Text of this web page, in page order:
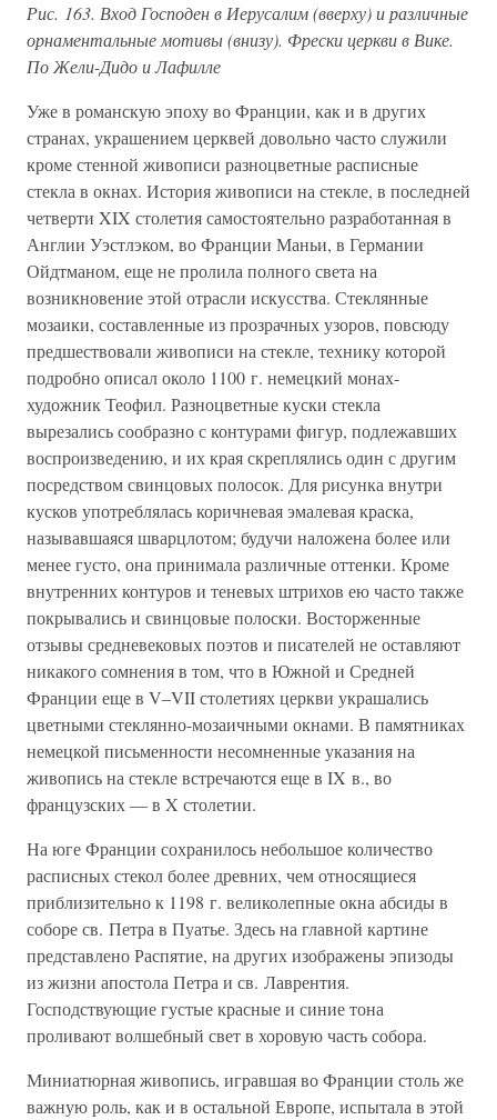
Рис. 163. Вход Господен в Иерусалим (вверху) и различные
орнаментальные мотивы (внизу). Фрески церкви в Вике.
По Жели-Дидо и Лафилле
Уже в романскую эпоху во Франции, как и в других
странах, украшением церквей довольно часто служили
кроме стенной живописи разноцветные расписные
стекла в окнах. История живописи на стекле, в последней
четверти XIX столетия самостоятельно разработанная в
Англии Уэстлэком, во Франции Маньи, в Германии
Ойдтманом, еще не пролила полного света на
возникновение этой отрасли искусства. Стеклянные
мозаики, составленные из прозрачных узоров, повсюду
предшествовали живописи на стекле, технику которой
подробно описал около 1100 г. немецкий монах-
художник Теофил. Разноцветные куски стекла
вырезались сообразно с контурами фигур, подлежавших
воспроизведению, и их края скреплялись один с другим
посредством свинцовых полосок. Для рисунка внутри
кусков употреблялась коричневая эмалевая краска,
называвшаяся шварцлотом; будучи наложена более или
менее густо, она принимала различные оттенки. Кроме
внутренних контуров и теневых штрихов ею часто также
покрывались и свинцовые полоски. Восторженные
отзывы средневековых поэтов и писателей не оставляют
никакого сомнения в том, что в Южной и Средней
Франции еще в V–VII столетиях церкви украшались
цветными стеклянно-мозаичными окнами. В памятниках
немецкой письменности несомненные указания на
живопись на стекле встречаются еще в IX в., во
французских — в X столетии.
На юге Франции сохранилось небольшое количество
расписных стекол более древних, чем относящиеся
приблизительно к 1198 г. великолепные окна абсиды в
соборе св. Петра в Пуатье. Здесь на главной картине
представлено Распятие, на других изображены эпизоды
из жизни апостола Петра и св. Лаврентия.
Господствующие густые красные и синие тона
проливают волшебный свет в хоровую часть собора.
Миниатюрная живопись, игравшая во Франции столь же
важную роль, как и в остальной Европе, испытала в этой